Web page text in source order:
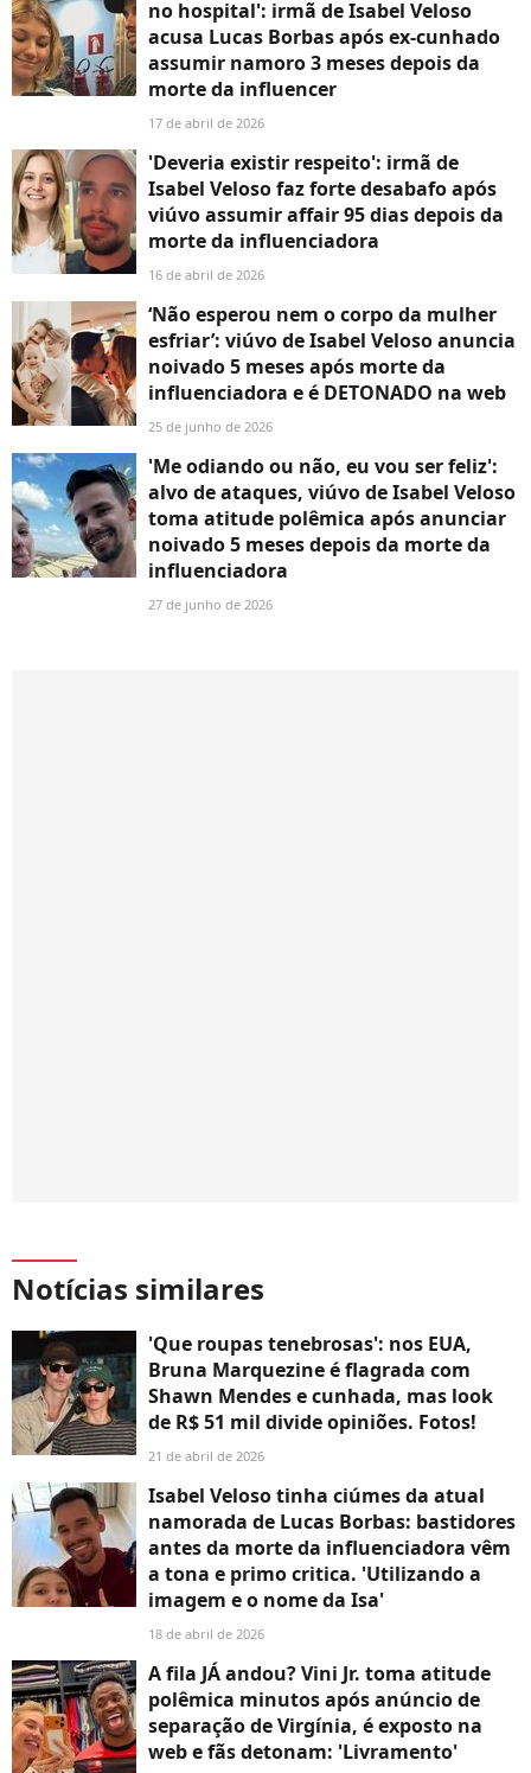
no hospital': irmã de Isabel Veloso
acusa Lucas Borbas após ex-cunhado
assumir namoro 3 meses depois da
morte da influencer
17 de abril de 2026
'Deveria existir respeito': irmã de
Isabel Veloso faz forte desabafo após
viúvo assumir affair 95 dias depois da
morte da influenciadora
16 de abril de 2026
‘Não esperou nem o corpo da mulher
esfriar’: viúvo de Isabel Veloso anuncia
noivado 5 meses após morte da
influenciadora e é DETONADO na web
25 de junho de 2026
'Me odiando ou não, eu vou ser feliz':
alvo de ataques, viúvo de Isabel Veloso
toma atitude polêmica após anunciar
noivado 5 meses depois da morte da
influenciadora
27 de junho de 2026
Notícias similares
'Que roupas tenebrosas': nos EUA,
Bruna Marquezine é flagrada com
Shawn Mendes e cunhada, mas look
de R$ 51 mil divide opiniões. Fotos!
21 de abril de 2026
Isabel Veloso tinha ciúmes da atual
namorada de Lucas Borbas: bastidores
antes da morte da influenciadora vêm
a tona e primo critica. 'Utilizando a
imagem e o nome da Isa'
18 de abril de 2026
A fila JÁ andou? Vini Jr. toma atitude
polêmica minutos após anúncio de
separação de Virgínia, é exposto na
web e fãs detonam: 'Livramento'